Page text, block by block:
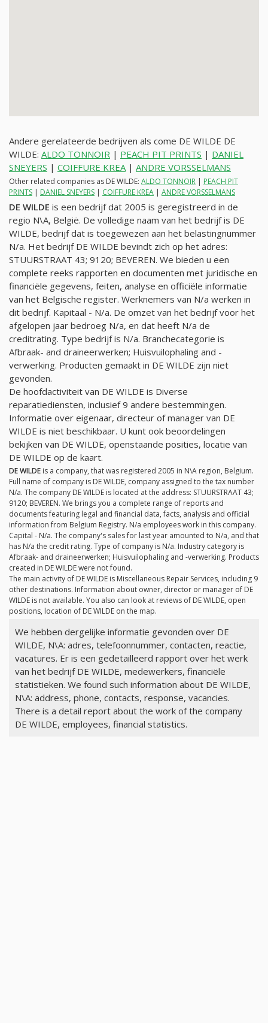
Andere gerelateerde bedrijven als come DE WILDE DE
WILDE: ALDO TONNOIR | PEACH PIT PRINTS | DANIEL
SNEYERS | COIFFURE KREA| ANDRE VORSSELMANS
Other related companies as DE WILDE: ALDO TONNOIR | PEACH PIT
PRINTS | DANIEL SNEYERS | COIFFURE KREA | ANDRE VORSSELMANS
DE WILDE is een bedrijf dat 2005 is geregistreerd in de
regio N\A, België. De volledige naam van het bedrijf is DE
WILDE, bedrijf dat is toegewezen aan het belastingnummer
N/a. Het bedrijf DE WILDE bevindt zich op het adres:
STUURSTRAAT 43; 9120; BEVEREN. We bieden u een
complete reeks rapporten en documenten met juridische en
financiële gegevens, feiten, analyse en officiële informatie
van het Belgische register. Werknemers van N/a werken in
dit bedrijf. Kapitaal - N/a. De omzet van het bedrijf voor het
afgelopen jaar bedroeg N/a, en dat heeft N/a de
creditrating. Type bedrijf is N/a. Branchecategorie is
Afbraak- and draineerwerken; Huisvuilophaling and -
verwerking. Producten gemaakt in DE WILDE zijn niet
gevonden.
De hoofdactiviteit van DE WILDE is Diverse
reparatiediensten, inclusief 9 andere bestemmingen.
Informatie over eigenaar, directeur of manager van DE
WILDE is niet beschikbaar. U kunt ook beoordelingen
bekijken van DE WILDE, openstaande posities, locatie van
DE WILDE op de kaart.
DE WILDE is a company, that was registered 2005 in N\A region, Belgium.
Full name of company is DE WILDE, company assigned to the tax number
N/a. The company DE WILDE is located at the address: STUURSTRAAT 43;
9120; BEVEREN. We brings you a complete range of reports and
documents featuring legal and financial data, facts, analysis and official
information from Belgium Registry. N/a employees work in this company.
Capital - N/a. The company's sales for last year amounted to N/a, and that
has N/a the credit rating. Type of company is N/a. Industry category is
Afbraak- and draineerwerken; Huisvuilophaling and -verwerking. Products
created in DE WILDE were not found.
The main activity of DE WILDE is Miscellaneous Repair Services, including 9
other destinations. Information about owner, director or manager of DE
WILDE is not available. You also can look at reviews of DE WILDE, open
positions, location of DE WILDE on the map.
We hebben dergelijke informatie gevonden over DE
WILDE, N\A: adres, telefoonnummer, contacten, reactie,
vacatures. Er is een gedetailleerd rapport over het werk
van het bedrijf DE WILDE, medewerkers, financiële
statistieken. We found such information about DE WILDE,
N\A: address, phone, contacts, response, vacancies.
There is a detail report about the work of the company
DE WILDE, employees, financial statistics.